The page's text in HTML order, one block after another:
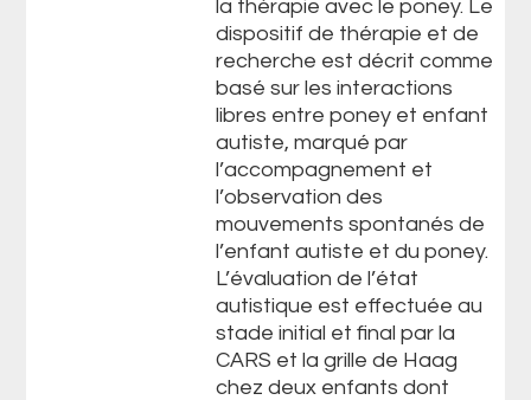
la thérapie avec le poney. Le
dispositif de thérapie et de
recherche est décrit comme
basé sur les interactions
libres entre poney et enfant
autiste, marqué par
l’accompagnement et
l’observation des
mouvements spontanés de
l’enfant autiste et du poney.
L’évaluation de l’état
autistique est effectuée au
stade initial et final par la
CARS et la grille de Haag
chez deux enfants dont